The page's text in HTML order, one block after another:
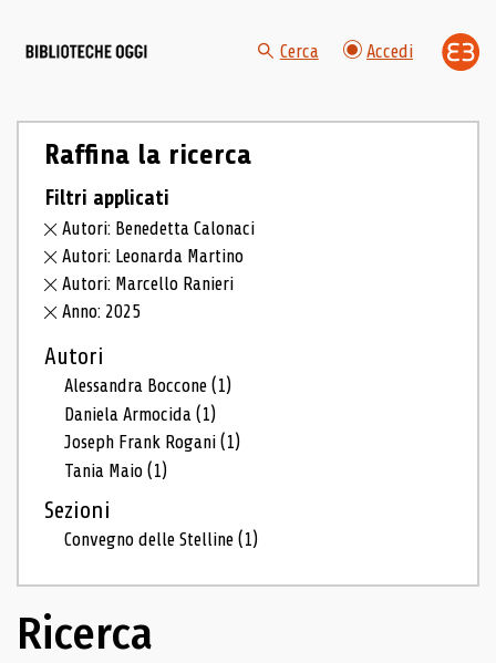
Cerca Accedi
Raffina la ricerca
Filtri applicati
Autori: Benedetta Calonaci
Autori: Leonarda Martino
Autori: Marcello Ranieri
Anno: 2025
Autori
Alessandra Boccone(1)
Daniela Armocida(1)
Joseph Frank Rogani(1)
Tania Maio(1)
Sezioni
Convegno delle Stelline(1)
Ricerca